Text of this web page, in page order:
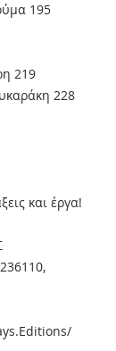
195
219
228
και έργα!